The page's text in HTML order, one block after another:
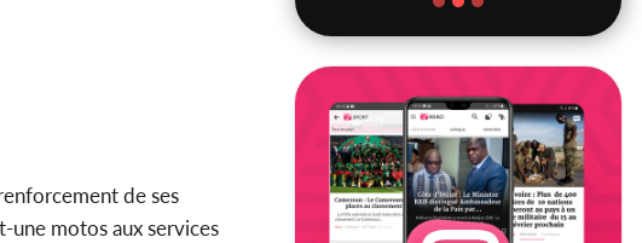
de ses
motos aux services